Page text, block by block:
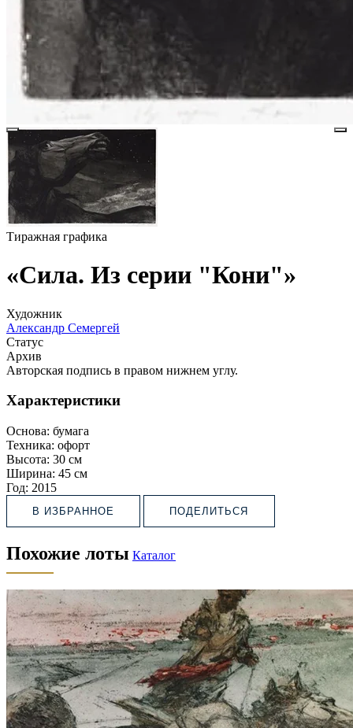
Тиражная графика
«Сила. Из серии "Кони"»
Художник
Александр Семергей
Статус
Архив
Авторская подпись в правом нижнем углу.
Характеристики
Основа: бумага
Техника: офорт
Высота: 30 см
Ширина: 45 см
Год: 2015
В ИЗБРАННОЕ ПОДЕЛИТЬСЯ
Похожие лоты Каталог